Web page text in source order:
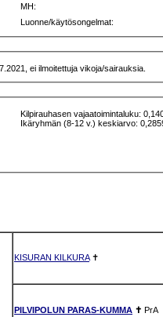
MH:
Luonne/käytösongelmat:
ei ilmoitettuja vikoja/sairauksia.
Kilpirauhasen vajaatoimintaluku:
Ikäryhmän (8-12 v.) keskiarvo:
KISURAN KILKURA✝
PILVIPOLUN PARAS-KUMMA ✝ PrA